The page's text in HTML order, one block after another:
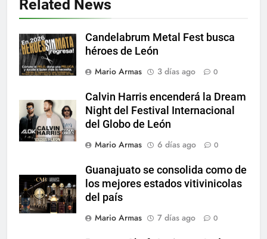
Related News
Candelabrum Metal Fest busca
héroes de León
Mario Armas
3 días ago 0
Calvin Harris encenderá la Dream
Night del Festival Internacional
del Globo de León
Mario Armas
6 días ago 0
Guanajuato se consolida como de
los mejores estados vitivinicolas
del país
Mario Armas
7 días ago 0